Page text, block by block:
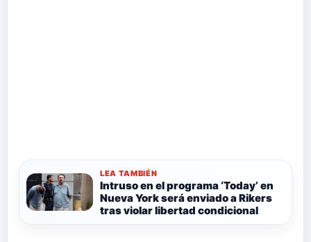
LEA TAMBIÉN
Intruso en el programa ‘Today’ en
Nueva York será enviado a Rikers
tras violar libertad condicional